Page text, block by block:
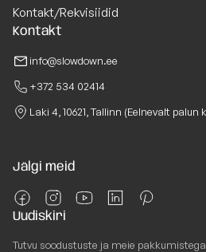
Kontakt/Rekvisiidid
Kontakt
info@slowdown.ee
+372 534 02414
Laki 4, 10621, Tallinn (Eelnevalt palun
Jälgi meid
Uudiskiri
Tutvu soodustuste ja meie